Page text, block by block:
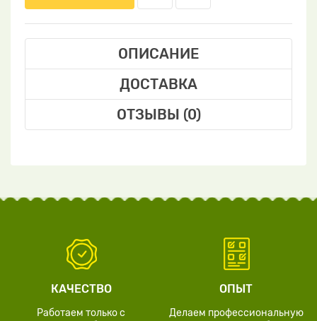
ОПИСАНИЕ
ДОСТАВКА
ОТЗЫВЫ (0)
КАЧЕСТВО
Работаем только с
ОПЫТ
Делаем профессиональную